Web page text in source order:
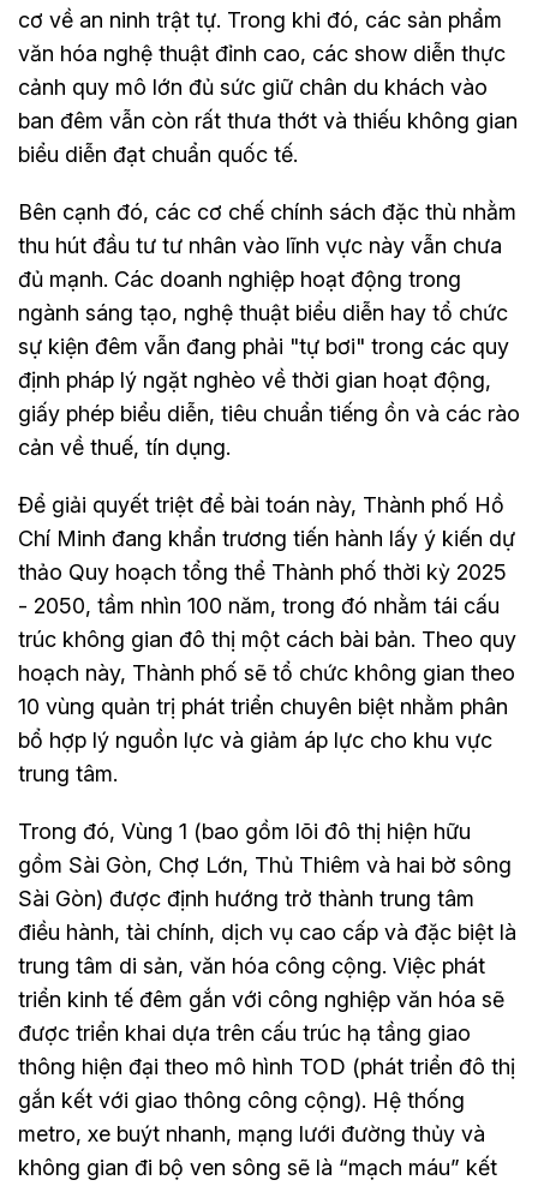
cơ về an ninh trật tự. Trong khi đó, các sản phẩm
văn hóa nghệ thuật đỉnh cao, các show diễn thực
cảnh quy mô lớn đủ sức giữ chân du khách vào
ban đêm vẫn còn rất thưa thớt và thiếu không gian
biểu diễn đạt chuẩn quốc tế.
Bên cạnh đó, các cơ chế chính sách đặc thù nhằm
thu hút đầu tư tư nhân vào lĩnh vực này vẫn chưa
đủ mạnh. Các doanh nghiệp hoạt động trong
ngành sáng tạo, nghệ thuật biểu diễn hay tổ chức
sự kiện đêm vẫn đang phải "tự bơi" trong các quy
định pháp lý ngặt nghèo về thời gian hoạt động,
giấy phép biểu diễn, tiêu chuẩn tiếng ồn và các rào
cản về thuế, tín dụng.
Để giải quyết triệt để bài toán này, Thành phố Hồ
Chí Minh đang khẩn trương tiến hành lấy ý kiến dự
thảo Quy hoạch tổng thể Thành phố thời kỳ 2025
- 2050, tầm nhìn 100 năm, trong đó nhằm tái cấu
trúc không gian đô thị một cách bài bản. Theo quy
hoạch này, Thành phố sẽ tổ chức không gian theo
10 vùng quản trị phát triển chuyên biệt nhằm phân
bổ hợp lý nguồn lực và giảm áp lực cho khu vực
trung tâm.
Trong đó, Vùng 1 (bao gồm lõi đô thị hiện hữu
gồm Sài Gòn, Chợ Lớn, Thủ Thiêm và hai bờ sông
Sài Gòn) được định hướng trở thành trung tâm
điều hành, tài chính, dịch vụ cao cấp và đặc biệt là
trung tâm di sản, văn hóa công cộng. Việc phát
triển kinh tế đêm gắn với công nghiệp văn hóa sẽ
được triển khai dựa trên cấu trúc hạ tầng giao
thông hiện đại theo mô hình TOD (phát triển đô thị
gắn kết với giao thông công cộng). Hệ thống
metro, xe buýt nhanh, mạng lưới đường thủy và
không gian đi bộ ven sông sẽ là “mạch máu” kết